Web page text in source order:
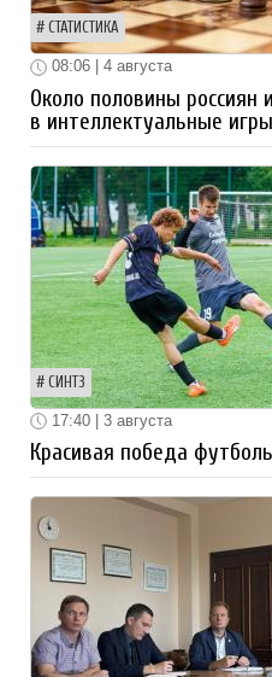
СТАТИСТИКА
08:06 | 4 августа
Около половины россиян
в интеллектуальные игры
СИНТЗ
17:40 | 3 августа
Красивая победа